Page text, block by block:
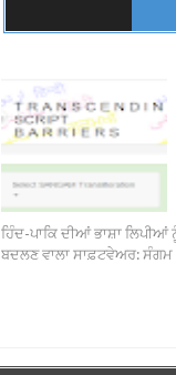
ਹਿੰਦ-ਪਾਕਿ ਦੀਆਂ ਭਾਸ਼ਾ ਲਿਪੀਆਂ
ਬਦਲਣ ਵਾਲਾ ਸਾਫ਼ਟਵੇਅਰ: ਸੰਗਮ